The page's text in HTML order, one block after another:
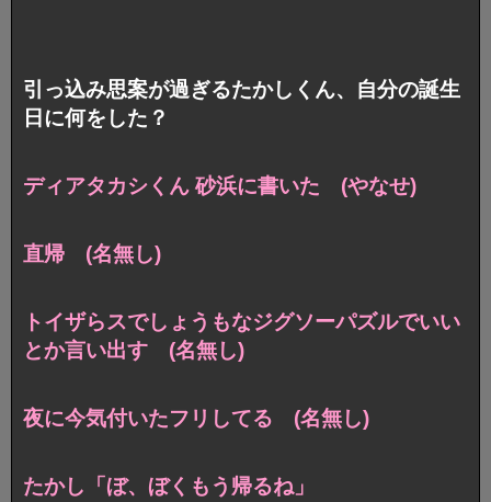
引っ込み思案が過ぎるたかしくん、自分の誕生
日に何をした？
ディアタカシくん 砂浜に書いた (やなせ)
直帰 (名無し)
トイザらスでしょうもなジグソーパズルでいい
とか言い出す (名無し)
夜に今気付いたフリしてる (名無し)
たかし「ぼ、ぼくもう帰るね」